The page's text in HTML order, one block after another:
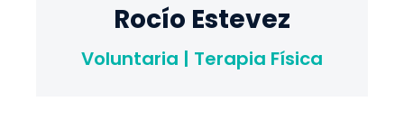
Rocío Estevez
Voluntaria | Terapia Física